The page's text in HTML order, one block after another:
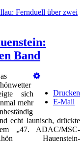
Fernduell über zwei
Band
Drucken
E-Mail
sich
mehr
echt launisch, drückte
„47. ADAC/MSC-
Hauenstein-